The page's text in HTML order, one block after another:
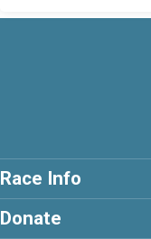
Race Info
Donate